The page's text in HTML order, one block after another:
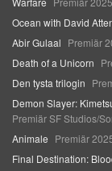
Ocean with David
Abir Gulaal Premiär
Death of a Unicorn
Den tysta trilogin
Demon Slayer:
Premiär SF Studios/
Animale Premiär
Final Destination: